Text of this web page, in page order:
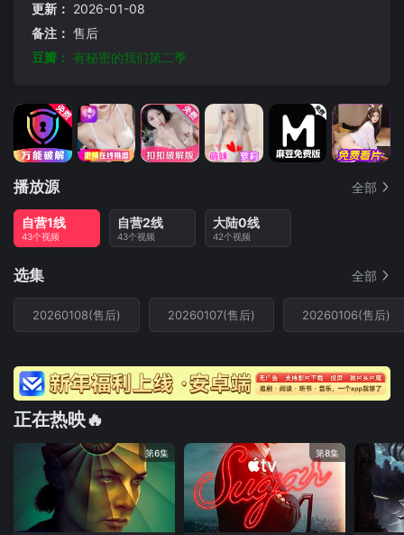
更新： 2026-01-08
备注： 售后
豆瓣： 有秘密的我们第二季
播放源 全部
自营1线
43个视频
自营2线
43个视频
大陆0线
42个视频
选集 全部
20260108(售后) 20260107(售后) 20260106(售后)
正在热映🔥
第6集 第8集